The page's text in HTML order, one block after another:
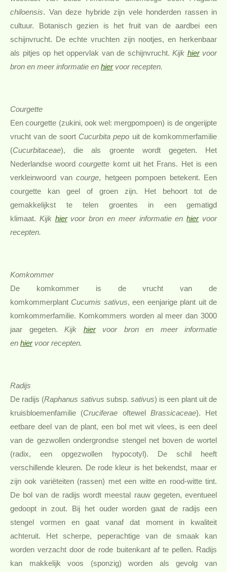
chiloensis. Van deze hybride zijn vele honderden rassen in
cultuur. Botanisch gezien is het fruit van de aardbei een
schijnvrucht. De echte vruchten zijn nootjes, en herkenbaar
als pitjes op het oppervlak van de schijnvrucht. Kijk hier voor
bron en meer informatie en hier voor recepten.
Courgette
Een courgette (zukini, ook wel: mergpompoen) is de ongerijpte
vrucht van de soort Cucurbita pepo uit de komkommerfamilie
(Cucurbitaceae), die als groente wordt gegeten. Het
Nederlandse woord courgette komt uit het Frans. Het is een
verkleinwoord van courge, hetgeen pompoen betekent. Een
courgette kan geel of groen zijn. Het behoort tot de
gemakkelijkst te telen groentes in een gematigd
klimaat. Kijk hier voor bron en meer informatie en hier voor
recepten.
Komkommer
De komkommer is de vrucht van de
komkommerplant Cucumis sativus, een eenjarige plant uit de
komkommerfamilie. Komkommers worden al meer dan 3000
jaar gegeten.
Kijk hier
voor bron en meer informatie
en hier voor recepten.
Radijs
De radijs (Raphanus sativus subsp. sativus) is een plant uit de
kruisbloemenfamilie (Cruciferae oftewel Brassicaceae). Het
eetbare deel van de plant, een bol met wit vlees, is een deel
van de gezwollen ondergrondse stengel net boven de wortel
(radix, een opgezwollen hypocotyl). De schil heeft
verschillende kleuren. De rode kleur is het bekendst, maar er
zijn ook variëteiten (rassen) met een witte en rood-witte tint.
De bol van de radijs wordt meestal rauw gegeten, eventueel
gedoopt in zout. Bij het ouder worden gaat de radijs een
stengel vormen en gaat vanaf dat moment in kwaliteit
achteruit. Het scherpe, peperachtige van de smaak kan
worden verzacht door de rode buitenkant af te pellen. Radijs
kan makkelijk voos (sponzig) worden als gevolg van